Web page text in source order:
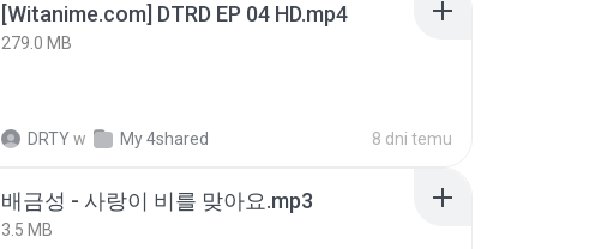
[Witanime.com] DTRD EP 04 HD.mp4
279.0 MB
DRTYw My 4shared 8 dni temu
배금성 - 사랑이 비를 맞아요.mp3
3.5 MB